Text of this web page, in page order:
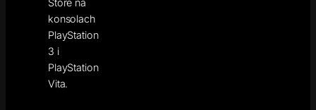
Store na
konsolach
PlayStation
3 i
PlayStation
Vita.